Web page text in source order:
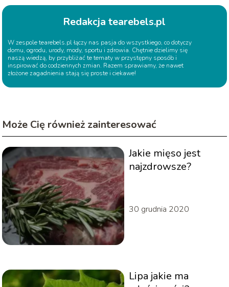
Redakcja tearebels.pl
W zespole tearebels.pl łączy nas pasja do wszystkiego, co dotyczy
domu, ogrodu, urody, mody, sportu i zdrowia. Chętnie dzielimy się
naszą wiedzą, by przybliżać te tematy w przystępny sposób i
inspirować do codziennych zmian. Razem sprawiamy, że nawet
złożone zagadnienia stają się proste i ciekawe!
Może Cię również zainteresować
Jakie mięso jest
najzdrowsze?
30 grudnia 2020
Lipa jakie ma